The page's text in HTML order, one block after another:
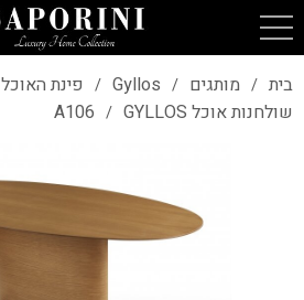
בית / מותגים /
Gyllos
/ פינת האוכל GYLLOS
שולחנות אוכל GYLLOS /
A106